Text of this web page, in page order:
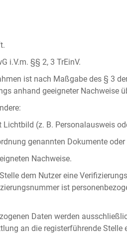
i.V.m. §§ 2, 3 TrEinV.
ist nach Maßgabe des § 3
anhand geeigneter Nachweise
(z. B. Personalausweis
genannten Dokumente oder
Nachweise.
dem Nutzer eine
ist
Daten werden
an die registerführende Stelle